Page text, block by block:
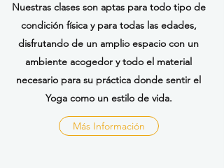
Nuestras clases son aptas para todo tipo de
condición física y para todas las edades,
disfrutando de un amplio espacio con un
ambiente acogedor y todo el material
necesario para su práctica donde sentir el
Yoga como un estilo de vida.
Más Información